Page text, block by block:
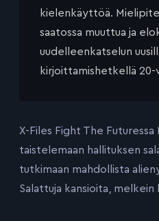
kielenkäyttöä.
saatossa muuttua ja
uudelleenkatselun
kirjoittamishetkellä 20-
X-Files Fight The
taistelemaan hallituksen
tutkimaan mahdollista
Salattuja kansioita, melkein